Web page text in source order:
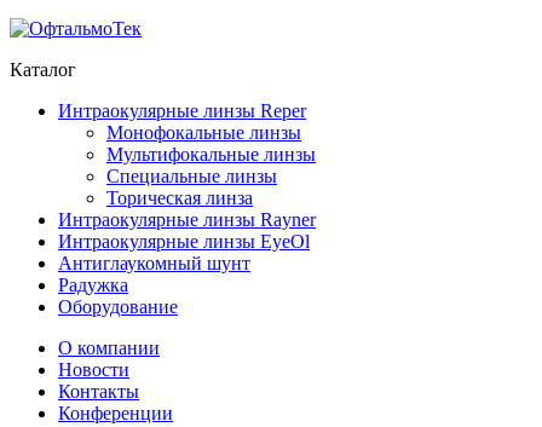
Каталог
Интраокулярные линзы Reper
Монофокальные линзы
Мультифокальные линзы
Специальные линзы
Торическая линза
Интраокулярные линзы Rayner
Интраокулярные линзы EyeOl
Антиглаукомный шунт
Радужка
Оборудование
О компании
Новости
Контакты
Конференции